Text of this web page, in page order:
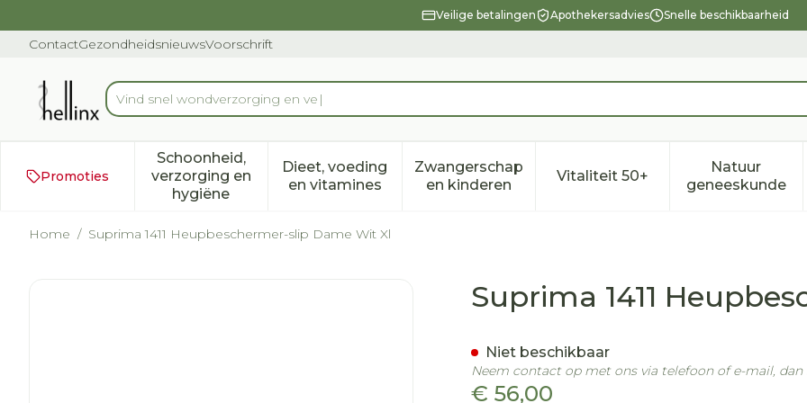
Veilige betalingen Apothekersadvies Snelle beschikbaarheid
ContactGezondheidsnieuwsVoorschrift
Product, merk, categorie...
V
Promoties
Schoonheid,
verzorging en
hygiëne
Toon submenu voor Schoonheid, verzorging en hygiëne categorie
Dieet, voeding
en vitaminesToon submenu voor Dieet, voeding en vitamines categorie
Zwangerschap
en kinderenToon submenu voor Zwangerschap en
Vitaliteit 50+Toon submenu voor
Natuur
geneeskunde
Toon
Home / Suprima 1411 Heupbeschermer-slip Dame Wit Xl
Suprima 1411 Heupbeschermer-slip Dame Wit Xl
Suprima 1411
€ 56,00
Niet beschikbaar
Neem contact op met ons via telefoon of e-mail,